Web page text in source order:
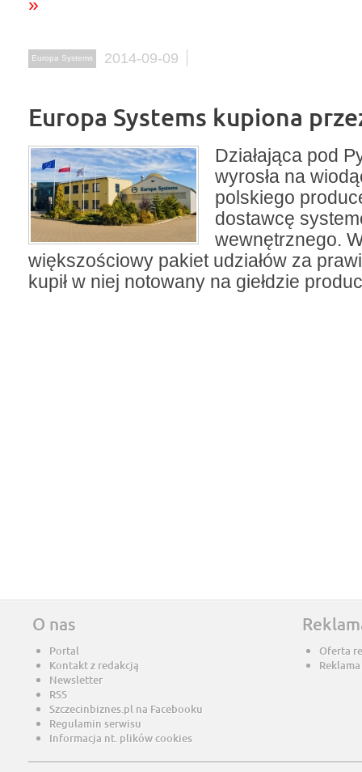
»
Europa Systems 2014-09-09
Europa Systems kupiona
Działająca pod
wyrosła na
polskiego
dostawcę
wewnętrznego.
większościowy pakiet udziałów za
kupił w niej notowany na giełdzie
O nas
Portal
Kontakt z redakcją
Newsletter
RSS
Szczecinbiznes.pl na Facebooku
Regulamin serwisu
Informacja nt. plików cookies
Oferta